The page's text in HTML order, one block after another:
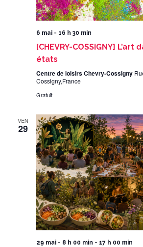
6 mai - 16 h 30 min
[CHEVRY-COSSIGNY] L’art
états
Centre de loisirs Chevry-Cossigny
Cossigny,France
Gratuit
VEN
29
29 mai - 8 h 00 min - 17 h 00 min